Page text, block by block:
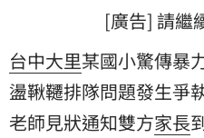
[廣告] 請繼
台中大里某國小驚傳暴
盪鞦韆排隊問題發生爭
老師見狀通知雙方家長